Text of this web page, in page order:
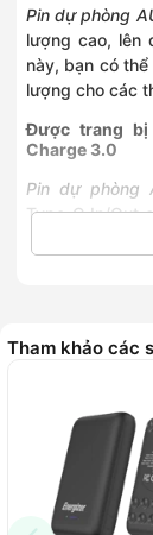
Pin dự phòng
lượng cao, lên
này, bạn có
lượng cho các
Được trang bị
Charge 3.0
Pin dự phòng
Type-C In/Out
khả năng
Công nghệ sạc
sạc AiPower,
giúp hỗ trợ tốc
pin khỏe mạnh
Pin dự phòng
nhiều thiết bị
Tham khảo các